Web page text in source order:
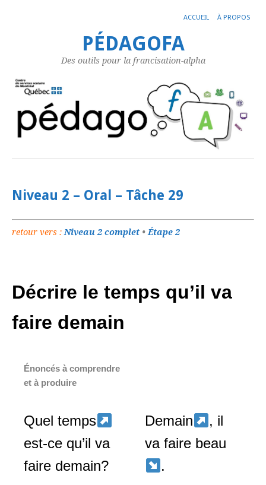
ACCUEIL À PROPOS
PÉDAGOFA
Des outils pour la francisation-alpha
Niveau 2 – Oral – Tâche 29
retour vers :Niveau 2 complet •Étape 2
Décrire le temps qu’il va
faire demain
Énoncés à comprendre
et à produire
Quel temps
est-ce qu’il va
faire demain?
Demain
, il
va faire beau
.